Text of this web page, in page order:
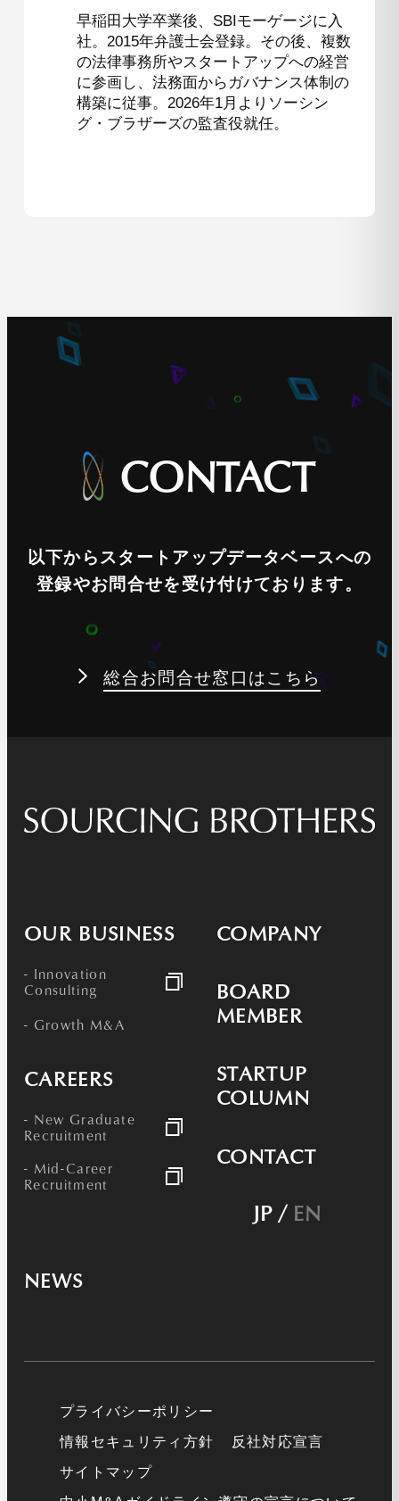
早稲田大学卒業後、SBIモーゲージに入
社。2015年弁護士会登録。その後、複数
の法律事務所やスタートアップへの経営
に参画し、法務面からガバナンス体制の
構築に従事。2026年1月よりソーシン
グ・ブラザーズの監査役就任。
CONTACT
以下からスタートアップデータベースへの
登録やお問合せを受け付けております。
総合お問合せ窓口はこちら
OUR BUSINESS
- Innovation
Consulting
- Growth M&A
CAREERS
- New Graduate
Recruitment
- Mid-Career
Recruitment
COMPANY
BOARD
MEMBER
STARTUP
COLUMN
CONTACT
JP/ EN
NEWS
プライバシーポリシー
情報セキュリティ方針 反社対応宣言
サイトマップ